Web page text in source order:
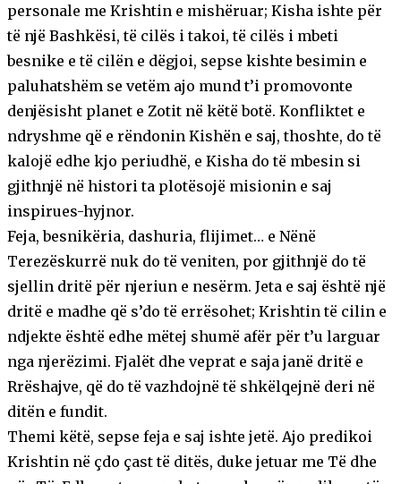
personale me Krishtin e mishëruar; Kisha ishte për
të një Bashkësi, të cilës i takoi, të cilës i mbeti
besnike e të cilën e dëgjoi, sepse kishte besimin e
paluhatshëm se vetëm ajo mund t’i promovonte
denjësisht planet e Zotit në këtë botë. Konfliktet e
ndryshme që e rëndonin Kishën e saj, thoshte, do të
kalojë edhe kjo periudhë, e Kisha do të mbesin si
gjithnjë në histori ta plotësojë misionin e saj
inspirues-hyjnor.
Feja, besnikëria, dashuria, flijimet… e Nënë
Terezëskurrë nuk do të veniten, por gjithnjë do të
sjellin dritë për njeriun e nesërm. Jeta e saj është një
dritë e madhe që s’do të errësohet; Krishtin të cilin e
ndjekte është edhe mëtej shumë afër për t’u larguar
nga njerëzimi. Fjalët dhe veprat e saja janë dritë e
Rrëshajve, që do të vazhdojnë të shkëlqejnë deri në
ditën e fundit.
Themi këtë, sepse feja e saj ishte jetë. Ajo predikoi
Krishtin në çdo çast të ditës, duke jetuar me Të dhe